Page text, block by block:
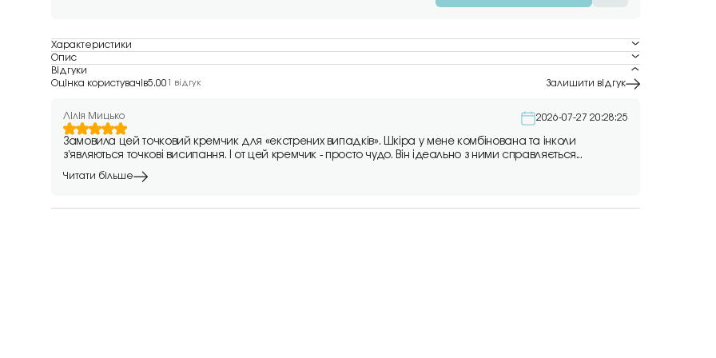
Характеристики
Опис
Відгуки
Оцінка користувачів5.00 1 відгук Залишити відгук
Лілія Мицько 2026-07-27 20:28:25
Замовила цей точковий кремчик для «екстрених випадків». Шкіра у мене комбінована та інколи
зʼявляються точкові висипання. І от цей кремчик - просто чудо. Він ідеально з ними справляється...
Читати більше